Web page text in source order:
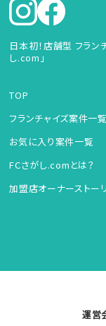
日本初！店舗型 フラン
し.com」
TOP
フランチャイズ案件一覧
お気に入り案件一覧
FCさがし.comとは？
加盟店オーナーストー
運営